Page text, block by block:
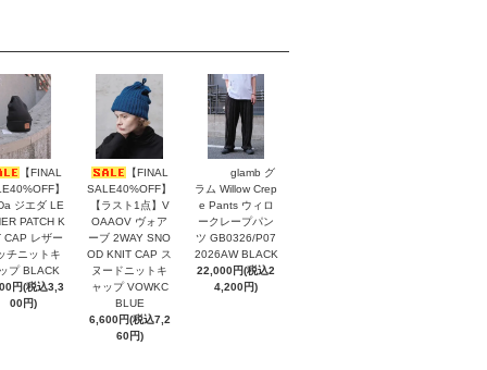
【FINAL
】
ジエダ LE
PATCH K
CAP レザー
チニットキ
プ BLACK
円(税込3,3
00円)
【FINAL
SALE40%OFF】
【ラスト1点】V
OAAOV ヴォア
ーブ 2WAY SNO
OD KNIT CAP ス
ヌードニットキ
ャップ VOWKC
BLUE
6,600円(税込7,2
60円)
glamb グ
ラム Willow Crep
e Pants ウィロ
ークレープパン
ツ GB0326/P07
2026AW BLACK
22,000円(税込2
4,200円)